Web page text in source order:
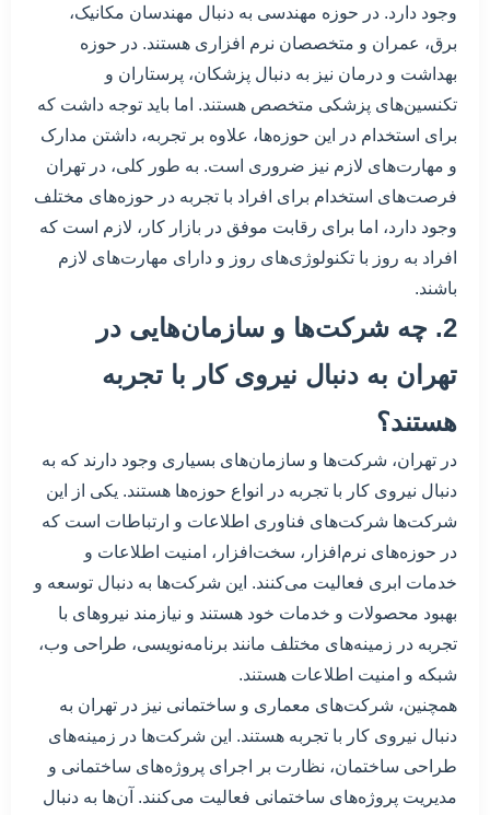
وجود دارد. در حوزه مهندسی به دنبال مهندسان مکانیک،
برق، عمران و متخصصان نرم افزاری هستند. در حوزه
بهداشت و درمان نیز به دنبال پزشکان، پرستاران و
تکنسین‌های پزشکی متخصص هستند. اما باید توجه داشت که
برای استخدام در این حوزه‌ها، علاوه بر تجربه، داشتن مدارک
و مهارت‌های لازم نیز ضروری است. به طور کلی، در تهران
فرصت‌های استخدام برای افراد با تجربه در حوزه‌های مختلف
وجود دارد، اما برای رقابت موفق در بازار کار، لازم است که
افراد به روز با تکنولوژی‌های روز و دارای مهارت‌های لازم
باشند.
2. چه شرکت‌ها و سازمان‌هایی در
تهران به دنبال نیروی کار با تجربه
هستند؟
در تهران، شرکت‌ها و سازمان‌های بسیاری وجود دارند که به
دنبال نیروی کار با تجربه در انواع حوزه‌ها هستند. یکی از این
شرکت‌ها شرکت‌های فناوری اطلاعات و ارتباطات است که
در حوزه‌های نرم‌افزار، سخت‌افزار، امنیت اطلاعات و
خدمات ابری فعالیت می‌کنند. این شرکت‌ها به دنبال توسعه و
بهبود محصولات و خدمات خود هستند و نیازمند نیروهای با
تجربه در زمینه‌های مختلف مانند برنامه‌نویسی، طراحی وب،
شبکه و امنیت اطلاعات هستند.
همچنین، شرکت‌های معماری و ساختمانی نیز در تهران به
دنبال نیروی کار با تجربه هستند. این شرکت‌ها در زمینه‌های
طراحی ساختمان، نظارت بر اجرای پروژه‌های ساختمانی و
مدیریت پروژه‌های ساختمانی فعالیت می‌کنند. آن‌ها به دنبال